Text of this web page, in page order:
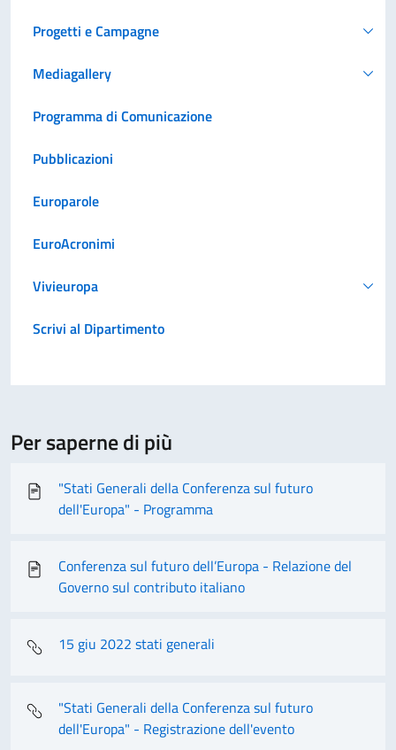
Progetti e Campagne
Mediagallery
Programma di Comunicazione
Pubblicazioni
Europarole
EuroAcronimi
Vivieuropa
Scrivi al Dipartimento
Per saperne di più
"Stati Generali della Conferenza sul futuro
dell'Europa" - Programma
Conferenza sul futuro dell’Europa - Relazione del
Governo sul contributo italiano
15 giu 2022 stati generali
"Stati Generali della Conferenza sul futuro
dell'Europa" - Registrazione dell'evento